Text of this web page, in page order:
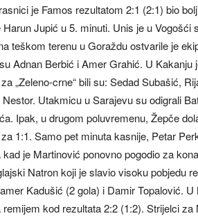
je Famos rezultatom 2:1 (2:1) bio
Jupić u 5. minuti. Unis je u Vogošći
teškom terenu u Goraždu ostvarile je
Adnan Berbić i Amer Grahić. U
„Zeleno-crne“ bili su: Sedad Subašić,
Utakmicu u Sarajevu su odigrali
Ipak, u drugom poluvremenu, Žepče
1:1. Samo pet minuta kasnije, Petar
je Martinović ponovno pogodio za
Natron koji je slavio visoku pobjedu
Kadušić (2 gola) i Damir Topalović.
kod rezultata 2:2 (1:2). Strijelci